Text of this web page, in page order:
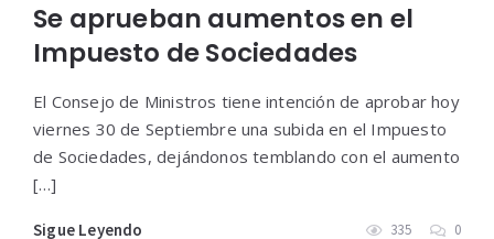
Se aprueban aumentos en el
Impuesto de Sociedades
El Consejo de Ministros tiene intención de aprobar hoy
viernes 30 de Septiembre una subida en el Impuesto
de Sociedades, dejándonos temblando con el aumento
[…]
Sigue Leyendo 335 0